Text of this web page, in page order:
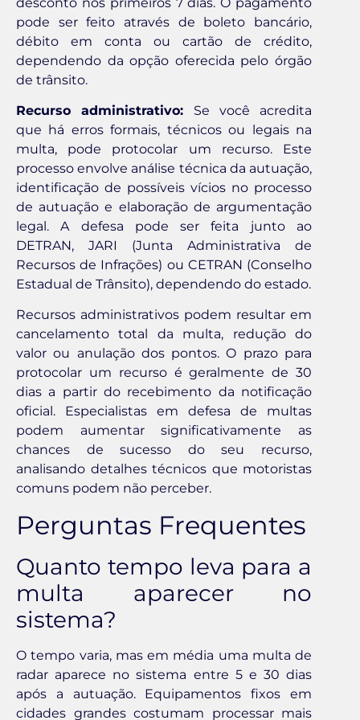
pode ser feito através de boleto bancário,
débito em conta ou cartão de crédito,
dependendo da opção oferecida pelo órgão
de trânsito.
Recurso administrativo: Se você acredita
que há erros formais, técnicos ou legais na
multa, pode protocolar um recurso. Este
processo envolve análise técnica da autuação,
identificação de possíveis vícios no processo
de autuação e elaboração de argumentação
legal. A defesa pode ser feita junto ao
DETRAN, JARI (Junta Administrativa de
Recursos de Infrações) ou CETRAN (Conselho
Estadual de Trânsito), dependendo do estado.
Recursos administrativos podem resultar em
cancelamento total da multa, redução do
valor ou anulação dos pontos. O prazo para
protocolar um recurso é geralmente de 30
dias a partir do recebimento da notificação
oficial. Especialistas em defesa de multas
podem aumentar significativamente as
chances de sucesso do seu recurso,
analisando detalhes técnicos que motoristas
comuns podem não perceber.
Perguntas Frequentes
Quanto tempo leva para a
multa aparecer no
sistema?
O tempo varia, mas em média uma multa de
radar aparece no sistema entre 5 e 30 dias
após a autuação. Equipamentos fixos em
cidades grandes costumam processar mais